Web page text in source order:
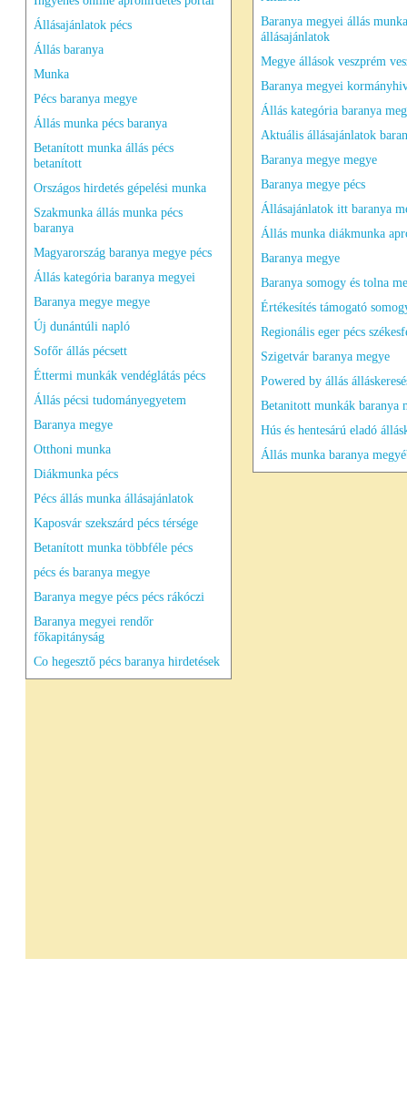
Állásajánlatok pécs
Állás baranya
Munka
Pécs baranya megye
Állás munka pécs baranya
Betanított munka állás pécs
betanított
Országos hirdetés gépelési munka
Szakmunka állás munka pécs
baranya
Magyarország baranya megye pécs
Állás kategória baranya megyei
Baranya megye megye
Új dunántúli napló
Sofőr állás pécsett
Éttermi munkák vendéglátás pécs
Állás pécsi tudományegyetem
Baranya megye
Otthoni munka
Diákmunka pécs
Pécs állás munka állásajánlatok
Kaposvár szekszárd pécs térsége
Betanított munka többféle pécs
pécs és baranya megye
Baranya megye pécs pécs rákóczi
Baranya megyei rendőr
főkapitányság
Co hegesztő pécs baranya hirdetések
Baranya megyei állás munka
állásajánlatok
Megye állások veszprém
Baranya megyei
Állás kategória baranya
Aktuális állásajánlatok
Baranya megye megye
Baranya megye pécs
Állásajánlatok itt baranya
Állás munka diákmunka
Baranya megye
Baranya somogy és tolna
Értékesítés támogató
Regionális eger pécs
Szigetvár baranya megye
Powered by állás
Betanitott munkák baranya
Hús és hentesárú eladó
Állás munka baranya